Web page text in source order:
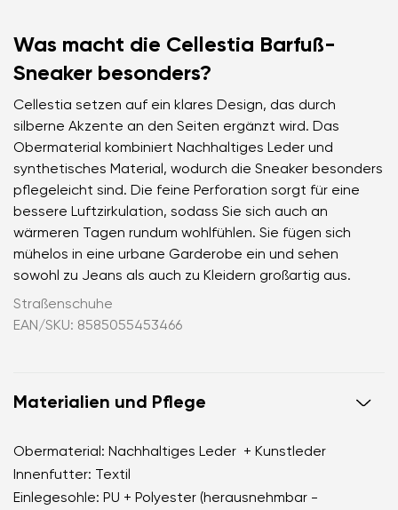
Was macht die Cellestia Barfuß-
Sneaker besonders?
Cellestia setzen auf ein klares Design, das durch
silberne Akzente an den Seiten ergänzt wird. Das
Obermaterial kombiniert Nachhaltiges Leder und
synthetisches Material, wodurch die Sneaker besonders
pflegeleicht sind. Die feine Perforation sorgt für eine
bessere Luftzirkulation, sodass Sie sich auch an
wärmeren Tagen rundum wohlfühlen. Sie fügen sich
mühelos in eine urbane Garderobe ein und sehen
sowohl zu Jeans als auch zu Kleidern großartig aus.
Straßenschuhe
EAN/SKU: 8585055453466
Materialien und Pflege
Obermaterial: Nachhaltiges Leder + Kunstleder
Innenfutter: Textil
Einlegesohle: PU + Polyester (herausnehmbar -